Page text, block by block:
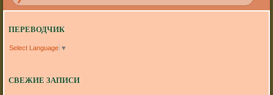
ПЕРЕВОДЧИК
Select Language ▼
СВЕЖИЕ ЗАПИСИ